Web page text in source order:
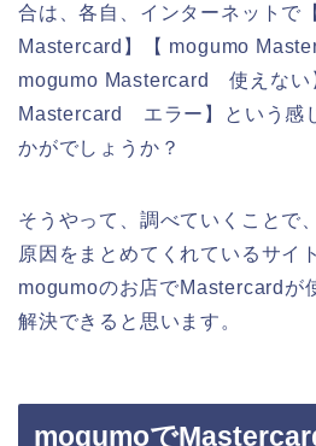
合は、各自、インターネットで
Mastercard】【 mogumo
mogumo Mastercard 使えない
Mastercard エラー】という感
かがでしょうか？
そうやって、調べていくことで
原因をまとめてくれているサイ
mogumoのお店でMastercardが
解決できると思います。
mogumoで